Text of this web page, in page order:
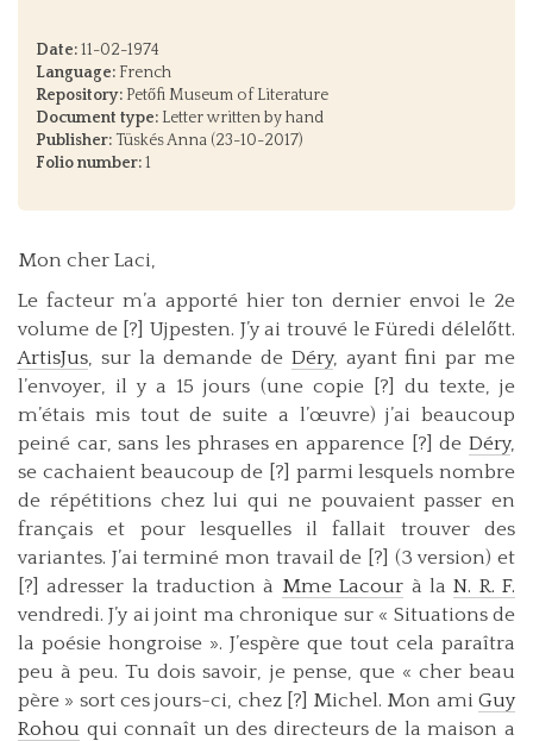
Date:11-02-1974
Language: French
Repository: Petőfi Museum of Literature
Document type: Letter written by hand
Publisher: Tüskés Anna (23-10-2017)
Folio number:1
Mon cher Laci,
Le facteur m’a apporté hier ton dernier envoi le 2e
volume de [?] Ujpesten. J’y ai trouvé le Füredi délelőtt.
ArtisJus, sur la demande de Déry, ayant fini par me
l’envoyer, il y a 15 jours (une copie [?] du texte, je
m’étais mis tout de suite a l’œuvre) j’ai beaucoup
peiné car, sans les phrases en apparence [?] de Déry,
se cachaient beaucoup de [?] parmi lesquels nombre
de répétitions chez lui qui ne pouvaient passer en
français et pour lesquelles il fallait trouver des
variantes. J’ai terminé mon travail de [?] (3 version) et
[?] adresser la traduction à Mme Lacour à laN. R. F.
vendredi. J’y ai joint ma chronique sur « Situations de
la poésie hongroise ». J’espère que tout cela paraîtra
peu à peu. Tu dois savoir, je pense, que « cher beau
père » sort ces jours-ci, chez [?] Michel. Mon ami Guy
Rohou qui connaît un des directeurs de la maison a